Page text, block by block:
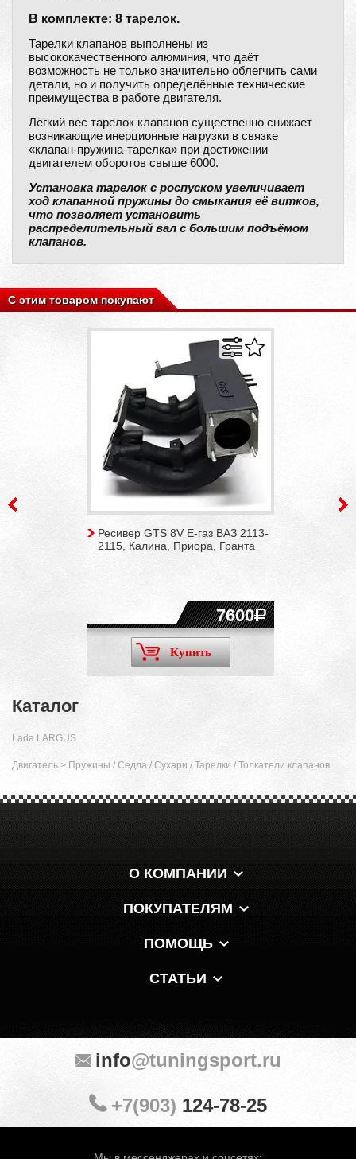
В комплекте: 8 тарелок.
Тарелки клапанов выполнены из
высококачественного алюминия, что даёт
возможность не только значительно облегчить сами
детали, но и получить определённые технические
преимущества в работе двигателя.
Лёгкий вес тарелок клапанов существенно снижает
возникающие инерционные нагрузки в связке
«клапан-пружина-тарелка» при достижении
двигателем оборотов свыше 6000.
Установка тарелок с роспуском увеличивает
ход клапанной пружины до смыкания её витков,
что позволяет установить
распределительный вал с большим подъёмом
клапанов.
С этим товаром покупают
Ресивер GTS 8V Е-газ ВАЗ 2113-
2115, Калина, Приора, Гранта
7600
Купить
Каталог
Lada LARGUS
Двигатель > Пружины / Cедла / Сухари / Тарелки / Толкатели клапанов
О КОМПАНИИ
ПОКУПАТЕЛЯМ
ПОМОЩЬ
СТАТЬИ
info@tuningsport.ru
+7(903) 124-78-25